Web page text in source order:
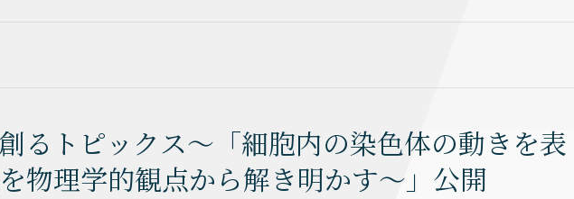
るトピックス～「細胞内の染色体の動きを表
物理学的観点から解き明かす〜」公開